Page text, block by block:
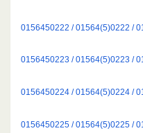
0156450222 / 01564(5)0222 /
0156450223 / 01564(5)0223 /
0156450224 / 01564(5)0224 /
0156450225 / 01564(5)0225 /